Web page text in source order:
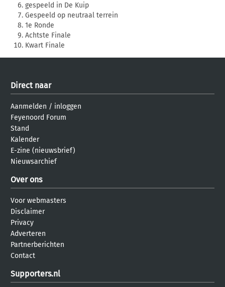
gespeeld in De Kuip
Gespeeld op neutraal terrein
1e Ronde
Achtste Finale
Kwart Finale
Direct naar
Aanmelden / inloggen
Feyenoord Forum
Stand
Kalender
E-zine (nieuwsbrief)
Nieuwsarchief
Over ons
Voor webmasters
Disclaimer
Privacy
Adverteren
Partnerberichten
Contact
Supporters.nl